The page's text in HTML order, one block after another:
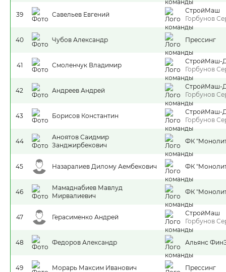
39 Савельев Евгений
СтройМаш
Горбунов
40 Чубов Александр Прессинг
41 Смоленчук Владимир
СтройМаш-
Горбунов
42 Андреев Андрей
СтройМаш-
Горбунов
43 Борисов Константин
СтройМаш-
Горбунов
44
Аноятов Саидмир
Занджирбекович
ФК
45 Назаралиев Дилому Аембекович ФК
46
Мамаднабиев Мавлуд
Мирвалиевич
ФК
47 Герасименко Андрей
СтройМаш
Горбунов
48 Федоров Александр Альянс
49 Морарь Максим Иванович Прессинг